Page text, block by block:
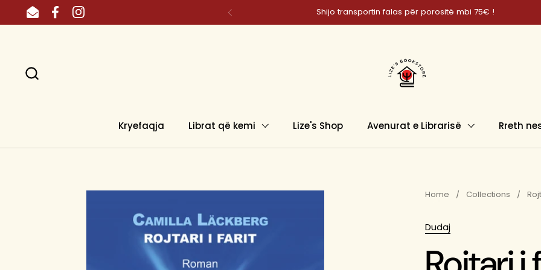
Skip to content
EmailFacebookInstagram Shijo transportin falas për porositë mbi 75€ !
Kryefaqja Librat që kemi Lize's Shop Avenurat e Librarisë Rreth
Home / Collections /
Dudaj